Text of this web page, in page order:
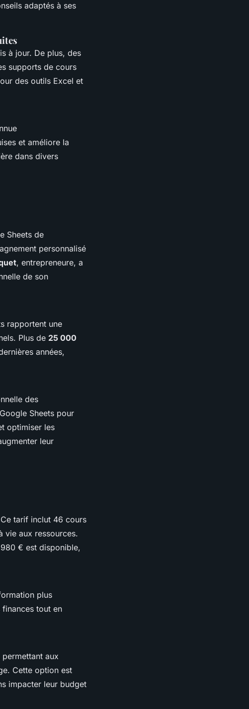
adaptés à ses
à jour. De plus, des
supports de cours
des outils Excel et
et améliore la
dans divers
Sheets de
personnalisé
, entrepreneure, a
de son
rapportent une
Plus de 25 000
années,
des
Sheets pour
optimiser les
leur
tarif inclut 46 cours
vie aux ressources.
€ est disponible,
plus
tout en
permettant aux
Cette option est
impacter leur budget